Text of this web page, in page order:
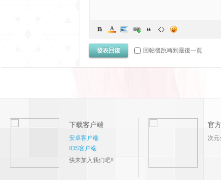
發表回復 回帖後跳轉到最後一頁
下载客户端
安卓客户端
IOS客户端
快来加入我们吧!!
官
次元